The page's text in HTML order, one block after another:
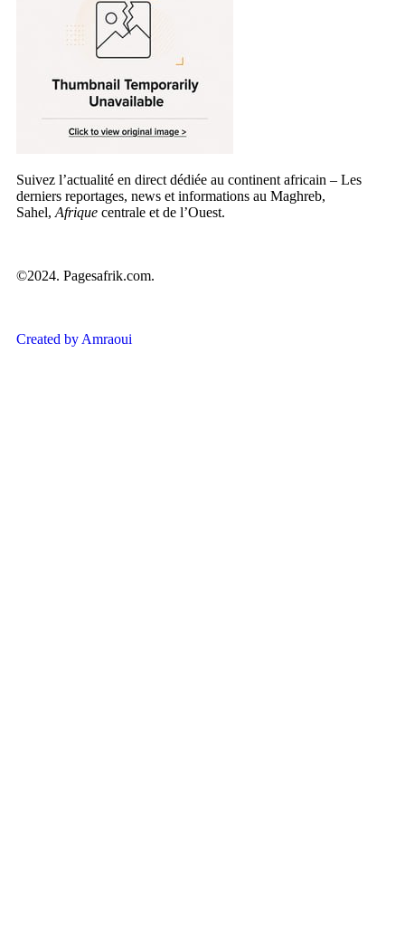
Suivez l’actualité en direct dédiée au continent africain – Les
derniers reportages, news et informations au Maghreb,
Sahel, Afrique centrale et de l’Ouest.
©2024. Pagesafrik.com.
Created by Amraoui